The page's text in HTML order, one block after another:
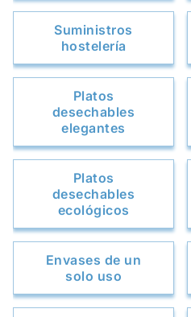
Suministros
hostelería
Platos
desechables
elegantes
Platos
desechables
ecológicos
Envases de un
solo uso